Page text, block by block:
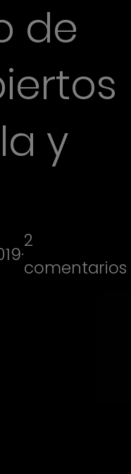
de
y
·
2
comentarios